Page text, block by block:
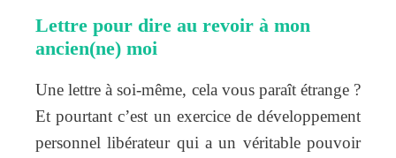
Lettre pour dire au revoir à mon
ancien(ne) moi
Une lettre à soi-même, cela vous paraît étrange ?
Et pourtant c’est un exercice de développement
personnel libérateur qui a un véritable pouvoir